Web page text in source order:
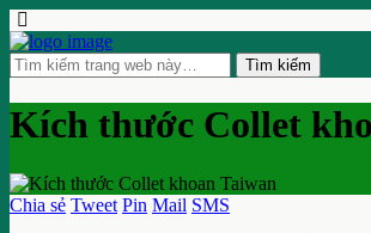
Kích thước Collet
Chia sẻ Tweet Pin Mail SMS